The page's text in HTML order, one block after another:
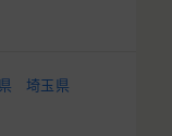
埼玉県